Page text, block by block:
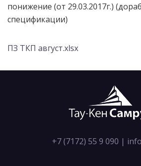
понижение (от 29.03.2017г.)
спецификации)
ПЗ ТКП август.xlsx
+7 (7172) 55 9 090 |